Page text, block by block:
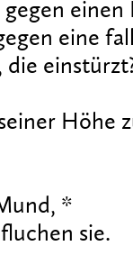
einen
eine
die
Höhe
*
sie.